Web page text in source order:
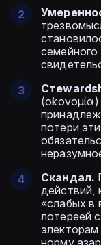
потери
Скандал.
действий,
«слабых в
лотереей